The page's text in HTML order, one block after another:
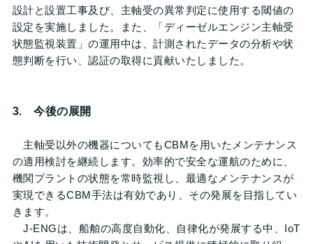
設計と設置工事及び、主軸受の異常判定に使用する閾値の
設定を実施しました。また、「ディーゼルエンジン主軸受
状態監視装置」の運用中は、計測されたデータの分析や状
態判断を行い、認証の取得に貢献いたしました。
3. 今後の展開
主軸受以外の機器についてもCBMを用いたメンテナンス
の適用検討を継続します。効率的で安全な運航のために、
機関プラントの状態を常時監視し、最適なメンテナンスが
実現できるCBM手法は有効であり、その発展を目指してい
きます。
J-ENGは、船舶の高度自動化、自律化が発展する中、IoT